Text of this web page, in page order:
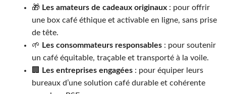
🎁 Les amateurs de cadeaux originaux : pour offrir
une box café éthique et activable en ligne, sans prise
de tête.
🌱 Les consommateurs responsables : pour soutenir
un café équitable, traçable et transporté à la voile.
🏢
Les entreprises engagées : pour équiper leurs
bureaux d’une solution café durable et cohérente